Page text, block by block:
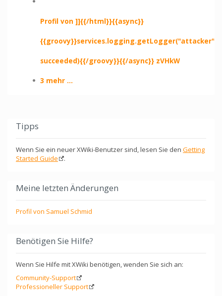
Profil von ]]{{/html}}{{async}}
succeeded){{/groovy}}{{/async}} zVHkW
3 mehr ...
Tipps
Wenn Sie ein neuer XWiki-Benutzer sind, lesen Sie den Getting
Started Guide
.
Meine letzten Änderungen
Profil von Samuel Schmid
Benötigen Sie Hilfe?
Wenn Sie Hilfe mit XWiki benötigen, wenden Sie sich an:
Community-Support
Professioneller Support